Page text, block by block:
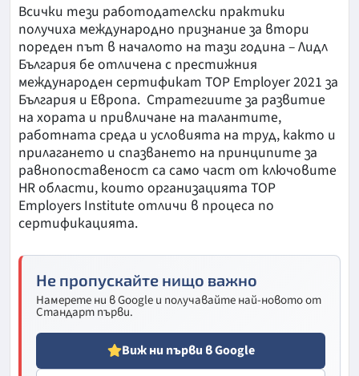
Всички тези работодателски практики
получиха международно признание за втори
пореден път в началото на тази година – Лидл
България бе отличена с престижния
международен сертификат TOP Employer 2021 за
България и Европа. Стратегиите за развитие
на хората и привличане на талантите,
работната среда и условията на труд, както и
прилагането и спазването на принципите за
равнопоставеност са само част от ключовите
HR области, които организацията TOP
Employers Institute отличи в процеса по
сертификацията.
Не пропускайте нищо важно
Намерете ни в Google и получавайте най-новото от
Стандарт първи.
Виж ни първи в Google